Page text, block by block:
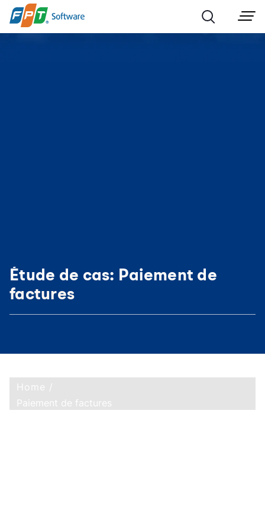
Étude de cas: Paiement de
factures
Home /
Paiement de factures